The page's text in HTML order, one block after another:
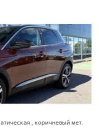
, коричневый мет.